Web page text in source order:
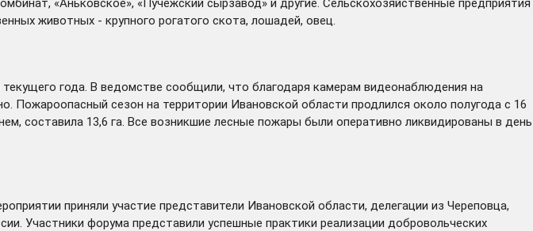
животных - крупного рогатого скота, лошадей, овец.
года. В ведомстве сообщили, что благодаря камерам видеонаблюдения на
Пожароопасный сезон на территории Ивановской области продлился около полугода с 16
составила 13,6 га. Все возникшие лесные пожары были оперативно ликвидированы в день
приняли участие представители Ивановской области, делегации из Череповца,
Участники форума представили успешные практики реализации добровольческих